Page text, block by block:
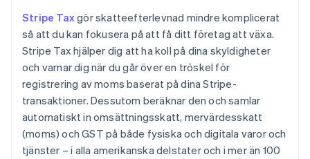
Stripe Taxgör skatteefterlevnad mindre komplicerat
så att du kan fokusera på att få ditt företag att växa.
Stripe Tax hjälper dig att ha koll på dina skyldigheter
och varnar dig när du går över en tröskel för
registrering av moms baserat på dina Stripe-
transaktioner. Dessutom beräknar den och samlar
automatiskt in omsättningsskatt, mervärdesskatt
(moms) och GST på både fysiska och digitala varor och
tjänster – i alla amerikanska delstater och i mer än 100